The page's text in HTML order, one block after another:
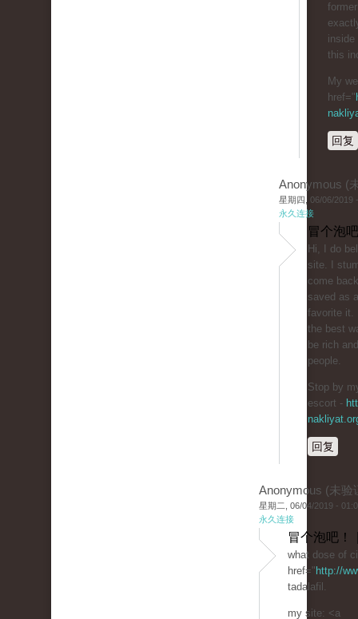
this
My
href="
回复
Anonymous (
星期四, 06/06/2019
永久连接
冒个泡
Hi, I do
site. I
come
saved as a
favorite it.
the best
be rich
people.
Stop by
escort -
回复
Anonymous (未验
星期二, 06/04/2019 -
永久连接
冒个泡吧！
what dose of
href=" http://
tadalafil.
my site: <a